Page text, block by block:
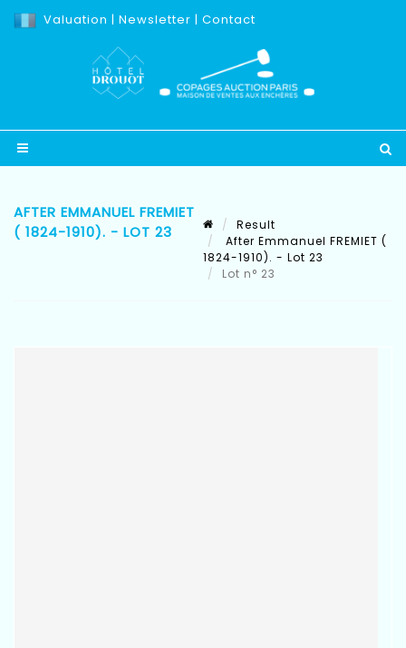
Valuation | Newsletter | Contact
AFTER EMMANUEL FREMIET
( 1824-1910). - LOT 23
Result
After Emmanuel FREMIET (
1824-1910). - Lot 23
Lot n° 23